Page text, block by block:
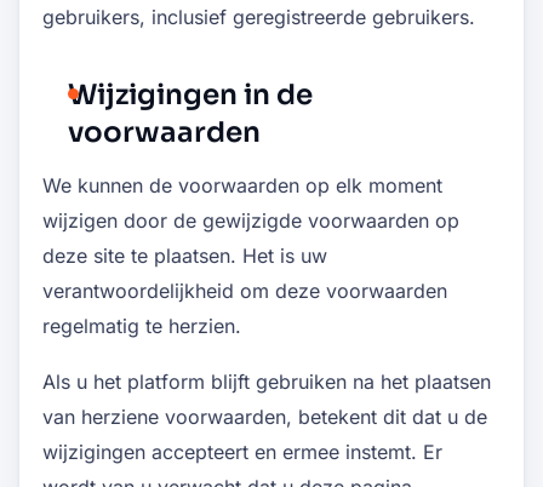
gebruikers, inclusief geregistreerde gebruikers.
Wijzigingen in de
voorwaarden
We kunnen de voorwaarden op elk moment
wijzigen door de gewijzigde voorwaarden op
deze site te plaatsen. Het is uw
verantwoordelijkheid om deze voorwaarden
regelmatig te herzien.
Als u het platform blijft gebruiken na het plaatsen
van herziene voorwaarden, betekent dit dat u de
wijzigingen accepteert en ermee instemt. Er